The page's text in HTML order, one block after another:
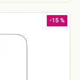
-15 %